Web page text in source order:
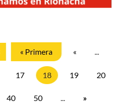
« Primera « ...
17 18 19 20
40 50 ... »